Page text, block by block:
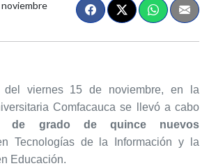
noviembre
del viernes 15 de noviembre, en la
Comfacauca se llevó a cabo
de grado de quince nuevos
Tecnologías de la Información y la
Educación.